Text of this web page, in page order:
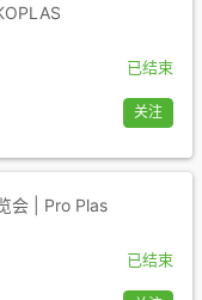
已结束
关注
会 | Pro Plas
已结束